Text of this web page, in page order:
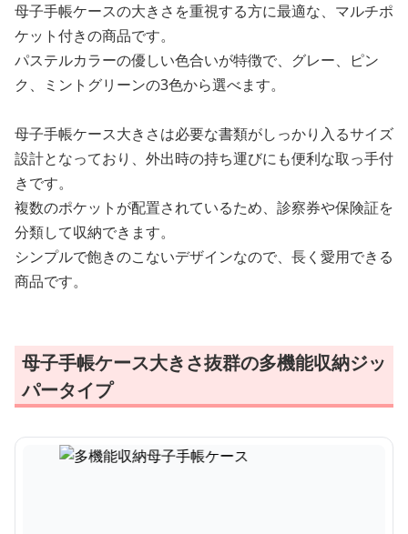
母子手帳ケースの大きさを重視する方に最適な、マルチポ
ケット付きの商品です。
パステルカラーの優しい色合いが特徴で、グレー、ピン
ク、ミントグリーンの3色から選べます。
母子手帳ケース大きさは必要な書類がしっかり入るサイズ
設計となっており、外出時の持ち運びにも便利な取っ手付
きです。
複数のポケットが配置されているため、診察券や保険証を
分類して収納できます。
シンプルで飽きのこないデザインなので、長く愛用できる
商品です。
母子手帳ケース大きさ抜群の多機能収納ジッ
パータイプ